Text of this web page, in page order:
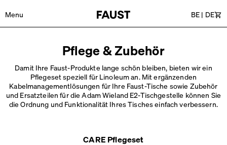
Menu BE | DE
Pflege & Zubehör
Damit Ihre Faust-Produkte lange schön bleiben, bieten wir ein
Pflegeset speziell für Linoleum an. Mit ergänzenden
Kabelmanagementlösungen für Ihre Faust-Tische sowie Zubehör
und Ersatzteilen für die Adam Wieland E2-Tischgestelle können Sie
die Ordnung und Funktionalität Ihres Tischeseinfach verbessern.
CARE Pflegeset